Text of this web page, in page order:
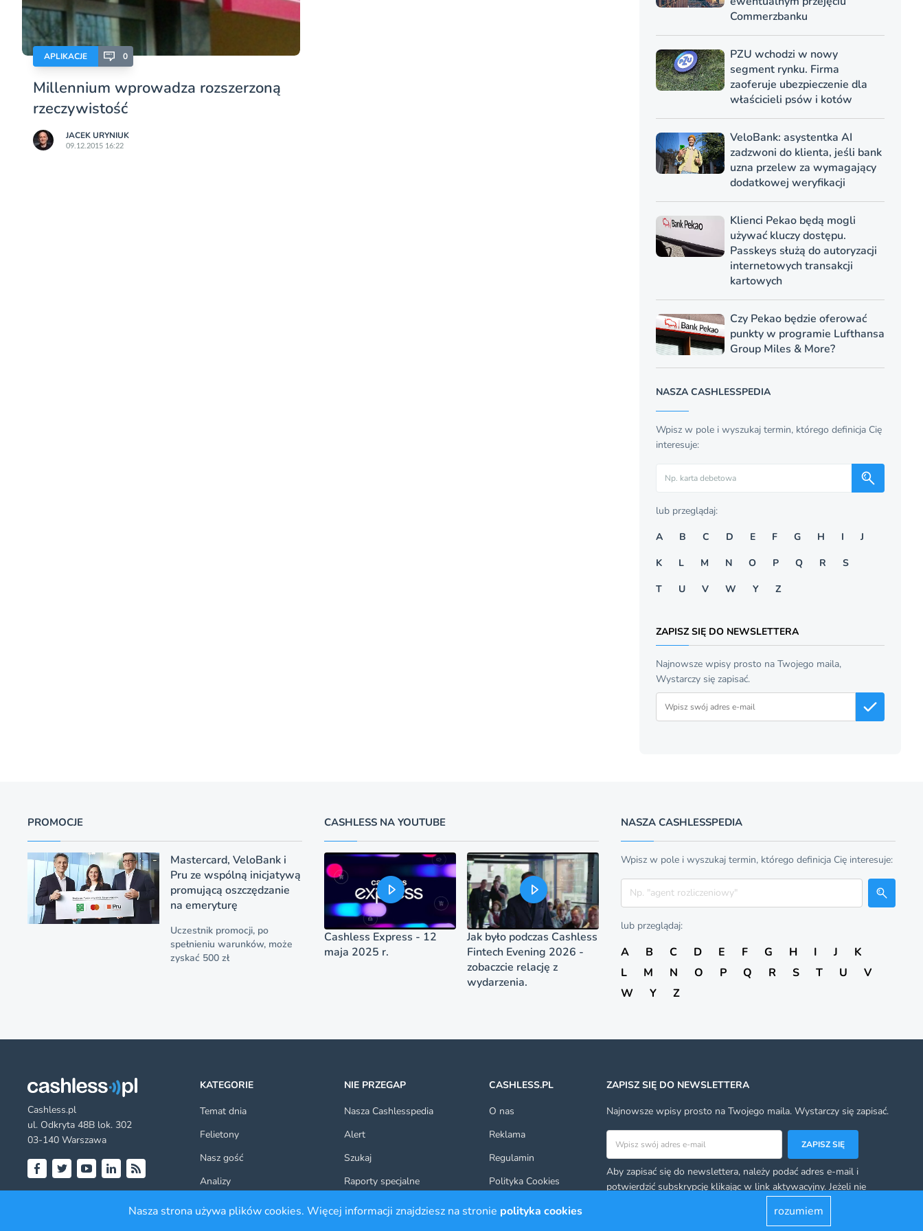
APLIKACJE 0
Millennium wprowadza rozszerzoną
rzeczywistość
JACEK URYNIUK
09.12.2015 16:22
Commerzbanku
PZU wchodzi w nowy
segment rynku. Firma
zaoferuje ubezpieczenie dla
właścicieli psów i kotów
VeloBank: asystentka AI
zadzwoni do klienta, jeśli bank
uzna przelew za wymagający
dodatkowej weryfikacji
Klienci Pekao będą mogli
używać kluczy dostępu.
Passkeys służą do autoryzacji
internetowych transakcji
kartowych
Czy Pekao będzie oferować
punkty w programie Lufthansa
Group Miles & More?
NASZA CASHLESSPEDIA
Wpisz w pole i wyszukaj termin, którego definicja Cię
interesuje:
lub przeglądaj:
A
B C D E F G H I
J
K
L M N O P Q R
S
T
U V W Y Z
ZAPISZ SIĘ DO NEWSLETTERA
Najnowsze wpisy prosto na Twojego maila,
Wystarczy się zapisać.
PROMOCJE
Mastercard, VeloBank i
Pru ze wspólną inicjatywą
promującą oszczędzanie
na emeryturę
Uczestnik promocji, po
spełnieniu warunków, może
zyskać 500 zł
CASHLESS NA YOUTUBE
Cashless Express - 12
maja 2025 r.
Jak było podczas Cashless
Fintech Evening 2026 -
zobaczcie relację z
wydarzenia.
NASZA CASHLESSPEDIA
Wpisz w pole i wyszukaj termin, którego definicja Cię interesuje:
Szukaj
lub przeglądaj:
A B C D E F G H I J
K
L
M N O P Q R S T U
V
W
Y Z
Cashless.pl
ul. Odkryta 48B lok. 302
03-140 Warszawa
KATEGORIE
Temat dnia
Felietony
Nasz gość
Analizy
Poradniki
NIE PRZEGAP
Nasza Cashlesspedia
Alert
Szukaj
Raporty specjalne
CASHLESS.PL
O nas
Reklama
Regulamin
Polityka Cookies
Kontakt
ZAPISZ SIĘ DO NEWSLETTERA
Najnowsze wpisy prosto na Twojego maila. Wystarczy się zapisać.
Adres email
ZAPISZ SIĘ
Aby zapisać się do newslettera, należy podać adres e-mail i
potwierdzić subskrypcję klikając w link aktywacyjny. Jeżeli nie
Nasza strona używa plików cookies. Więcej informacji znajdziesz na stronie polityka cookies rozumiem